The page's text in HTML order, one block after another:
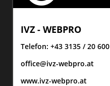
IVZ - WEBPRO
Telefon: +43 3135 / 20 600
office@ivz-webpro.at
www.ivz-webpro.at